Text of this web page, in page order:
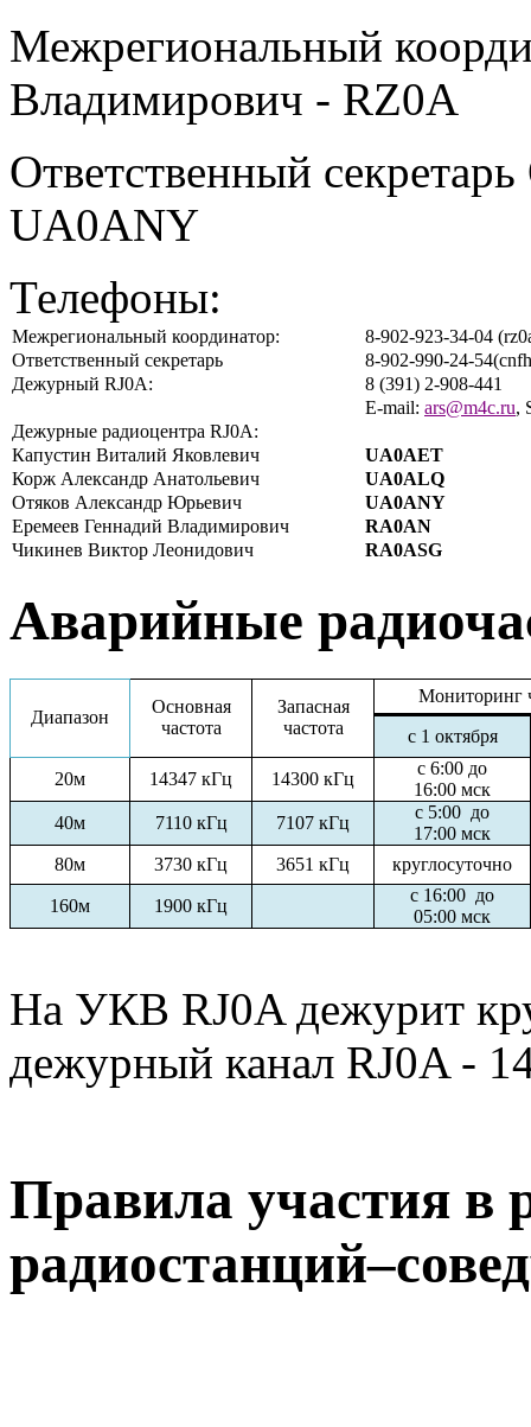
Межрегиональный
Владимирович - RZ0A
Ответственный
UA0ANY
Телефоны:
Межрегиональный координатор:
8-902-923-34-04
Ответственный секретарь
8-902-990-24-
Дежурный RJ0A:
8 (391) 2-908-441
E-mail: ars@m4c.ru,
Дежурные радиоцентра RJ0A:
Капустин Виталий Яковлевич
UA0AET
Корж Александр Анатольевич
UA0ALQ
Отяков Александр Юрьевич
UA0ANY
Еремеев Геннадий Владимирович
RA0AN
Чикинев Виктор Леонидович
RA0ASG
Аварийные
Диапазон
Основная
частота
Запасная
частота
Мониторинг
с 1 октября
20м 14347 кГц 14300 кГц
с 6:00 до
16:00 мск
40м
7110 кГц 7107 кГц
с 5:00 до
17:00 мск
80м
3730 кГц 3651 кГц круглосуточно
160м 1900 кГц
с 16:00 до
05:00 мск
На УКВ RJ0A дежурит
дежурный канал RJ0A -
Правила участия в